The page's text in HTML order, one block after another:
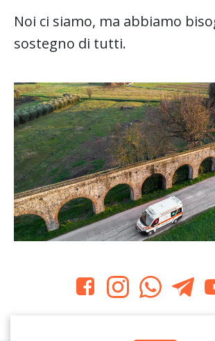
Noi ci siamo, ma abbiamo
sostegno di tutti.